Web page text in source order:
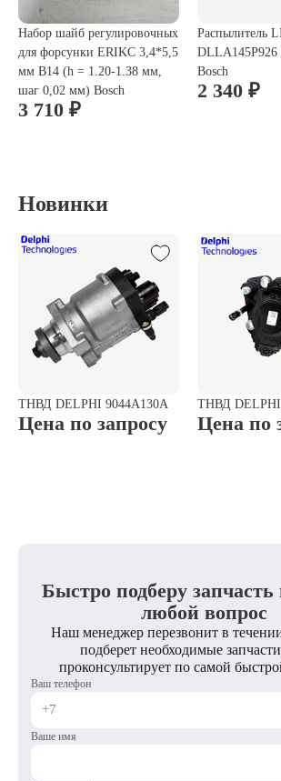
Набор шайб регулировочных
для форсунки ERIKC 3,4*5,5
мм B14 (h = 1.20-1.38 мм,
шаг 0,02 мм) Bosch
3 710 ₽
Распылитель
DLLA145P926
Bosch
2 340 ₽
Новинки
ТНВД DELPHI 9044A130A
Цена по запросу
ТНВД DELPHI
Цена по
Быстро подберу
любой вопрос
Наш менеджер перезвонит в
подберет необходимые
проконсультирует по самой
Ваш телефон
Ваше имя